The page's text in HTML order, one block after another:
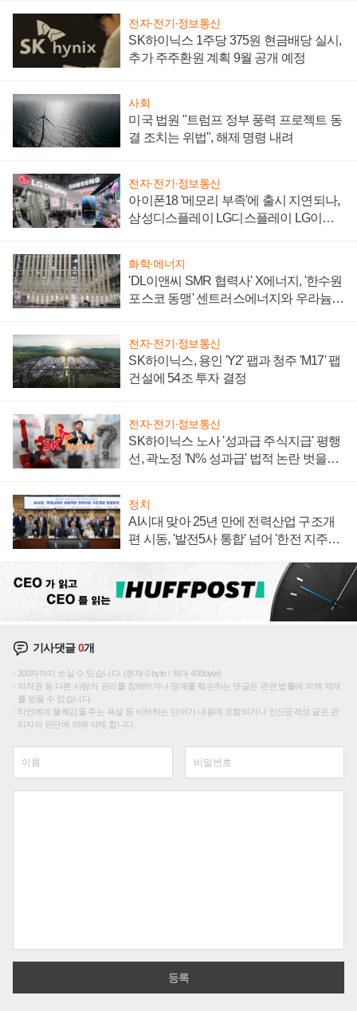
전자·전기·정보통신
SK하이닉스 1주당 375원 현금배당 실시,
추가 주주환원 계획 9월 공개 예정
사회
미국 법원 "트럼프 정부 풍력 프로젝트 동
결 조치는 위법", 해제 명령 내려
전자·전기·정보통신
아이폰18 '메모리 부족'에 출시 지연되나,
삼성디스플레이 LG디스플레이 LG이노
화학·에너지
'DL이앤씨 SMR 협력사' X에너지, '한수원
포스코 동맹' 센트러스에너지와 우라늄
전자·전기·정보통신
SK하이닉스, 용인 'Y2' 팹과 청주 'M17' 팹
건설에 54조 투자 결정
전자·전기·정보통신
SK하이닉스 노사 '성과급 주식지급' 평행
선, 곽노정 'N% 성과급' 법적 논란 벗을지
정치
AI시대 맞아 25년 만에 전력산업 구조개
편 시동, '발전5사 통합' 넘어 '한전 지주사'
기사댓글0개
200자까지 쓰실 수 있습니다. (현재 0 byte / 최대 400byte)
저작권 등 다른 사람의 권리를 침해하거나 명예를 훼손하는 댓글은 관련 법률에 의해 제재
를 받을 수 있습니다.
타인에게 불쾌감을 주는 욕설 등 비하하는 단어가 내용에 포함되거나 인신공격성 글은 관
리자의 판단에 의해 삭제 합니다.